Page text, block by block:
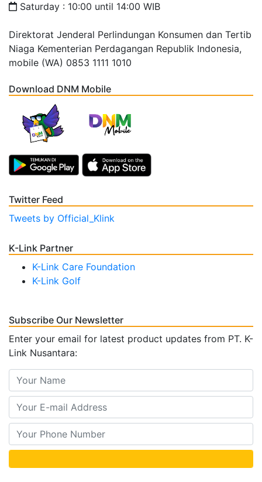
Saturday : 10:00 until 14:00 WIB
Direktorat Jenderal Perlindungan Konsumen dan Tertib
Niaga Kementerian Perdagangan Republik Indonesia,
mobile (WA) 0853 1111 1010
Download DNM Mobile
Twitter Feed
Tweets by Official_Klink
K-Link Partner
K-Link Care Foundation
K-Link Golf
Subscribe Our Newsletter
Enter your email for latest product updates from PT. K-
Link Nusantara: